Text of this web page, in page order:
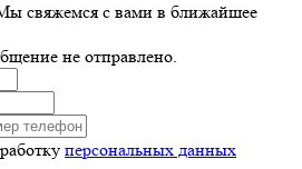
свяжемся с вами в ближайшее
не отправлено.
персональных данных